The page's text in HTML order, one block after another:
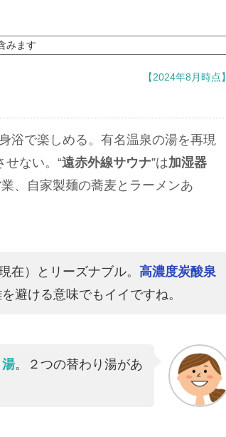
みます
【2024年8月時点】
浴で楽しめる。有名温泉の湯を再現
せない。“遠赤外線サウナ”は加湿器
、自家製麺の蕎麦とラーメンあ
在）とリーズナブル。 高濃度炭酸泉
避ける意味でもイイですね。
。２つの替わり湯があ